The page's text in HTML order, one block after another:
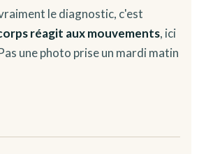
le diagnostic, c'est
réagit aux mouvements, ici
une photo prise un mardi matin